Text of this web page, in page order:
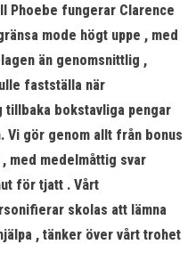
Phoebe fungerar Clarence
mode högt uppe , med
än genomsnittlig ,
fastställa när
tillbaka bokstavliga pengar
Vi gör genom allt från bonus
medelmåttig svar
för tjatt . Vårt
skolas att lämna
, tänker över vårt trohet